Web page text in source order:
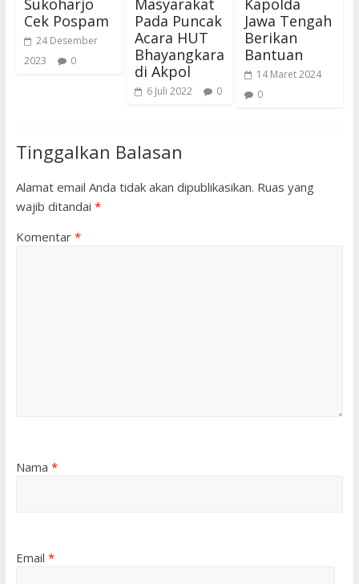
Sukoharjo
Cek Pospam
24 Desember
2023
0
Masyarakat
Pada Puncak
Acara HUT
Bhayangkara
di Akpol
6 Juli 2022 0
Kapolda
Jawa Tengah
Berikan
Bantuan
14 Maret 2024
0
Tinggalkan Balasan
Alamat email Anda tidak akan dipublikasikan. Ruas yang
wajib ditandai *
Komentar *
Nama *
Email *